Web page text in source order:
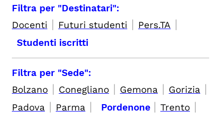
Filtra per "Destinatari":
Docenti | Futuri studenti | Pers.TA |
Studenti iscritti
Filtra per "Sede":
Bolzano | Conegliano | Gemona | Gorizia |
Padova | Parma | Pordenone | Trento |